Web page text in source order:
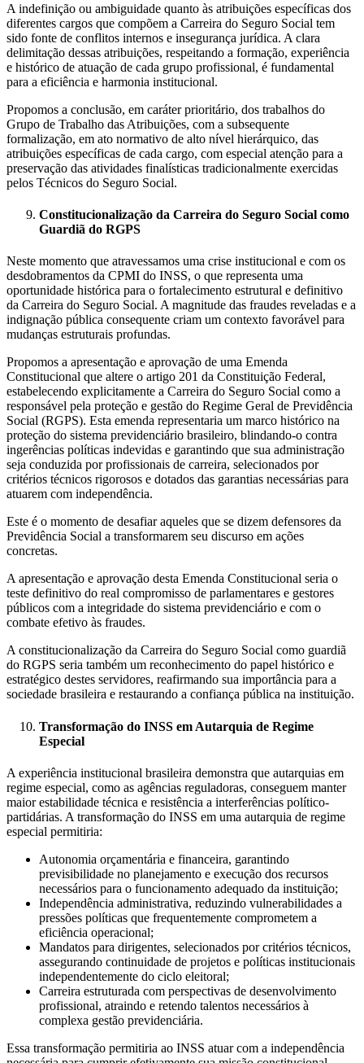
A indefinição ou ambiguidade quanto às atribuições específicas dos
diferentes cargos que compõem a Carreira do Seguro Social tem
sido fonte de conflitos internos e insegurança jurídica. A clara
delimitação dessas atribuições, respeitando a formação, experiência
e histórico de atuação de cada grupo profissional, é fundamental
para a eficiência e harmonia institucional.
Propomos a conclusão, em caráter prioritário, dos trabalhos do
Grupo de Trabalho das Atribuições, com a subsequente
formalização, em ato normativo de alto nível hierárquico, das
atribuições específicas de cada cargo, com especial atenção para a
preservação das atividades finalísticas tradicionalmente exercidas
pelos Técnicos do Seguro Social.
Constitucionalização da Carreira do Seguro Social como
Guardiã do RGPS
Neste momento que atravessamos uma crise institucional e com os
desdobramentos da CPMI do INSS, o que representa uma
oportunidade histórica para o fortalecimento estrutural e definitivo
da Carreira do Seguro Social. A magnitude das fraudes reveladas e a
indignação pública consequente criam um contexto favorável para
mudanças estruturais profundas.
Propomos a apresentação e aprovação de uma Emenda
Constitucional que altere o artigo 201 da Constituição Federal,
estabelecendo explicitamente a Carreira do Seguro Social como a
responsável pela proteção e gestão do Regime Geral de Previdência
Social (RGPS). Esta emenda representaria um marco histórico na
proteção do sistema previdenciário brasileiro, blindando-o contra
ingerências políticas indevidas e garantindo que sua administração
seja conduzida por profissionais de carreira, selecionados por
critérios técnicos rigorosos e dotados das garantias necessárias para
atuarem com independência.
Este é o momento de desafiar aqueles que se dizem defensores da
Previdência Social a transformarem seu discurso em ações
concretas.
A apresentação e aprovação desta Emenda Constitucional seria o
teste definitivo do real compromisso de parlamentares e gestores
públicos com a integridade do sistema previdenciário e com o
combate efetivo às fraudes.
A constitucionalização da Carreira do Seguro Social como guardiã
do RGPS seria também um reconhecimento do papel histórico e
estratégico destes servidores, reafirmando sua importância para a
sociedade brasileira e restaurando a confiança pública na instituição.
Transformação do INSS em Autarquia de Regime
Especial
A experiência institucional brasileira demonstra que autarquias em
regime especial, como as agências reguladoras, conseguem manter
maior estabilidade técnica e resistência a interferências político-
partidárias. A transformação do INSS em uma autarquia de regime
especial permitiria:
Autonomia orçamentária e financeira, garantindo
previsibilidade no planejamento e execução dos recursos
necessários para o funcionamento adequado da instituição;
Independência administrativa, reduzindo vulnerabilidades a
pressões políticas que frequentemente comprometem a
eficiência operacional;
Mandatos para dirigentes, selecionados por critérios técnicos,
assegurando continuidade de projetos e políticas institucionais
independentemente do ciclo eleitoral;
Carreira estruturada com perspectivas de desenvolvimento
profissional, atraindo e retendo talentos necessários à
complexa gestão previdenciária.
Essa transformação permitiria ao INSS atuar com a independência